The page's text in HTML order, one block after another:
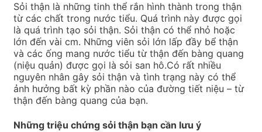
Sỏi thận là những tinh thể rắn hình thành trong thận
từ các chất trong nước tiểu. Quá trình này được gọi
là quá trình tạo sỏi thận. Sỏi thận có thể nhỏ hoặc
lớn đến vài cm. Những viên sỏi lớn lấp đầy bể thận
và các ống mang nước tiểu từ thận đến bàng quang
(niệu quản) được gọi là sỏi san hô.Có rất nhiều
nguyên nhân gây sỏi thận và tình trạng này có thể
ảnh hưởng bất kỳ phần nào của đường tiết niệu – từ
thận đến bàng quang của bạn.
Những triệu chứng sỏi thận bạn cần lưu ý